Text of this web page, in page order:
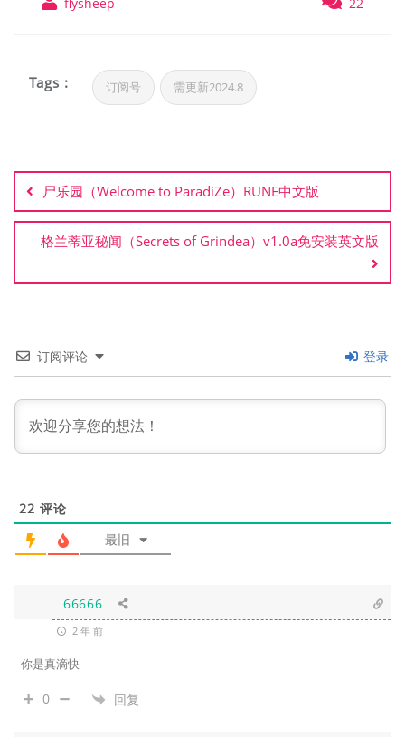
Tags : 订阅号 需更新2024.8
章
导
航
尸乐园（Welcome to ParadiZe）RUNE中文版
格兰蒂亚秘闻（Secrets of Grindea）v1.0a免安装英文版
订阅评论 登录
22 评论
最旧
66666
2 年 前
你是真滴快
0 回复